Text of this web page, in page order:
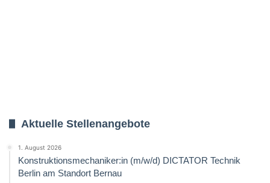
Aktuelle Stellenangebote
1. August 2026
Konstruktionsmechaniker:in (m/w/d) DICTATOR Technik
Berlin am Standort Bernau